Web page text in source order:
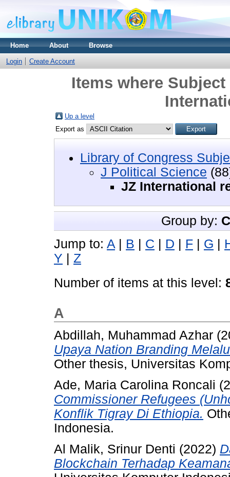
Home About Browse
Login Create Account
Items where
Up a level
Export as
Library of Congress
J Political Science
JZ International
Group by:
Jump to: A | B | C | D | F | G |
Y | Z
Number of items at this level:
A
Abdillah, Muhammad Azhar
Upaya Nation Branding
Other thesis, Universitas
Ade, Maria Carolina Roncali
Commissioner Refugees
Konflik Tigray Di Ethiopia.
Indonesia.
Al Malik, Srinur Denti (2022)
Blockchain Terhadap